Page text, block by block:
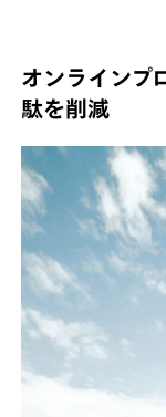
オンラインプ
駄を削減